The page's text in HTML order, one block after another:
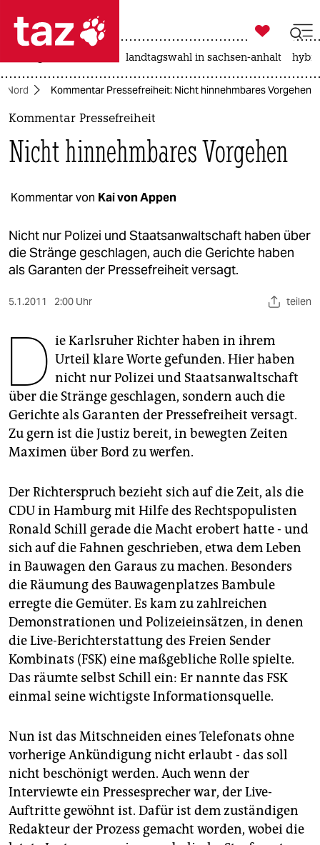
 taz zahl ich
taz zahl ich
politik
öko
gesellschaft
kultur
wahrheit
verlag
verlag
fragen & hilfe
unterstützen
abo
genossenschaft
epaper login

taz zahl ich
landtagswahl in sachsen-anhalt
Nord Kommentar Pressefreiheit: Nicht hinnehmbares Vorgehen
Kommentar Pressefreiheit
Nicht hinnehmbares Vorgehen
Kommentar von Kai von Appen
Nicht nur Polizei und Staatsanwaltschaft haben über
die Stränge geschlagen, auch die Gerichte haben
als Garanten der Pressefreiheit versagt.
5.1.2011 2:00 Uhr teilen
D ie Karlsruher Richter haben in ihrem
Urteil klare Worte gefunden. Hier haben
nicht nur Polizei und Staatsanwaltschaft
über die Stränge geschlagen, sondern auch die
Gerichte als Garanten der Pressefreiheit versagt.
Zu gern ist die Justiz bereit, in bewegten Zeiten
Maximen über Bord zu werfen.
Der Richterspruch bezieht sich auf die Zeit, als die
CDU in Hamburg mit Hilfe des Rechtspopulisten
Ronald Schill gerade die Macht erobert hatte - und
sich auf die Fahnen geschrieben, etwa dem Leben
in Bauwagen den Garaus zu machen. Besonders
die Räumung des Bauwagenplatzes Bambule
erregte die Gemüter. Es kam zu zahlreichen
Demonstrationen und Polizeieinsätzen, in denen
die Live-Berichterstattung des Freien Sender
Kombinats (FSK) eine maßgebliche Rolle spielte.
Das räumte selbst Schill ein: Er nannte das FSK
einmal seine wichtigste Informationsquelle.
Nun ist das Mitschneiden eines Telefonats ohne
vorherige Ankündigung nicht erlaubt - das soll
nicht beschönigt werden. Auch wenn der
Interviewte ein Pressesprecher war, der Live-
Auftritte gewöhnt ist. Dafür ist dem zuständigen
Redakteur der Prozess gemacht worden, wobei die